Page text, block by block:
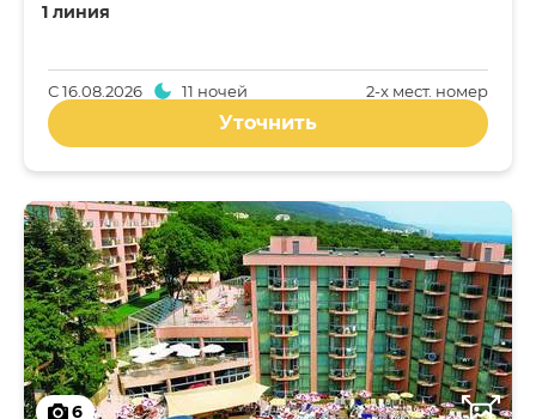
1 линия
2-x мест. номер
С16.08.2026 11 ночей
Уточнить
6